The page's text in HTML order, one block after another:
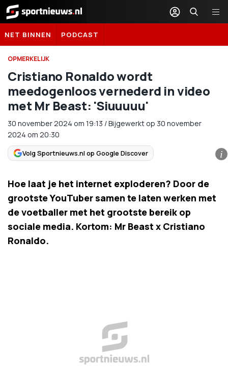
Sportnieuws.nl
NET BINNEN PODCAST
OPMERKELIJK
Cristiano Ronaldo wordt
meedogenloos vernederd in video
met Mr Beast: 'Siuuuuu'
30 november 2024 om 19:13 /Bijgewerkt op 30 november
2024 om 20:30
Volg Sportnieuws.nl op Google Discover i
Hoe laat je het internet exploderen? Door de
grootste YouTuber samen te laten werken met
de voetballer met het grootste bereik op
sociale media. Kortom: Mr Beast x Cristiano
Ronaldo.